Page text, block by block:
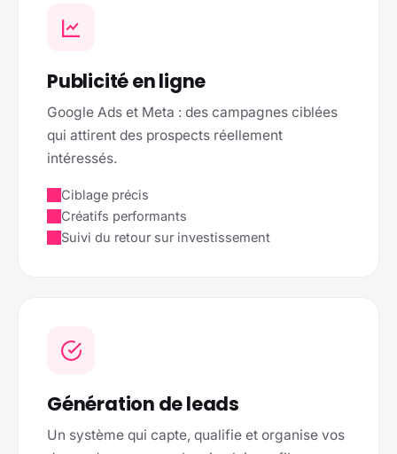
Publicité en ligne
Google Ads et Meta : des campagnes ciblées
qui attirent des prospects réellement
intéressés.
Ciblage précis
Créatifs performants
Suivi du retour sur investissement
Génération de leads
Un système qui capte, qualifie et organise vos